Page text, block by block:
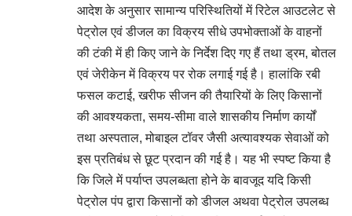
आदेश के अनुसार सामान्य परिस्थितियों में रिटेल आउटलेट से
पेट्रोल एवं डीजल का विक्रय सीधे उपभोक्ताओं के वाहनों
की टंकी में ही किए जाने के निर्देश दिए गए हैं तथा ड्रम, बोतल
एवं जेरीकेन में विक्रय पर रोक लगाई गई है। हालांकि रबी
फसल कटाई, खरीफ सीजन की तैयारियों के लिए किसानों
की आवश्यकता, समय-सीमा वाले शासकीय निर्माण कार्यों
तथा अस्पताल, मोबाइल टॉवर जैसी अत्यावश्यक सेवाओं को
इस प्रतिबंध से छूट प्रदान की गई है। यह भी स्पष्ट किया है
कि जिले में पर्याप्त उपलब्धता होने के बावजूद यदि किसी
पेट्रोल पंप द्वारा किसानों को डीजल अथवा पेट्रोल उपलब्ध